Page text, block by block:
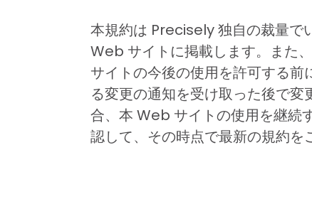
本規約は Precisely 独自の裁量で
Web サイトに掲載します。また
サイトの今後の使用を許可する
る変更の通知を受け取った後で
合、本 Web サイトの使用を継続
認して、その時点で最新の規約を